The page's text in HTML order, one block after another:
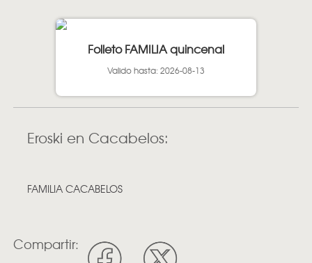
Folleto FAMILIA quincenal
Valido hasta: 2026-08-13
Eroski en Cacabelos:
FAMILIA CACABELOS
Compartir: